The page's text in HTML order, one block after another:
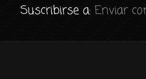
Suscribirse a:Enviar